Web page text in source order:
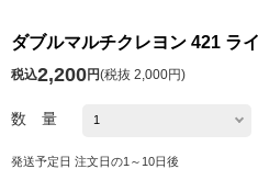
ダブルマルチクレヨン 421 ラ
税込2,200円(税抜 2,000円)
数 量
発送予定日 注文日の1～10日後